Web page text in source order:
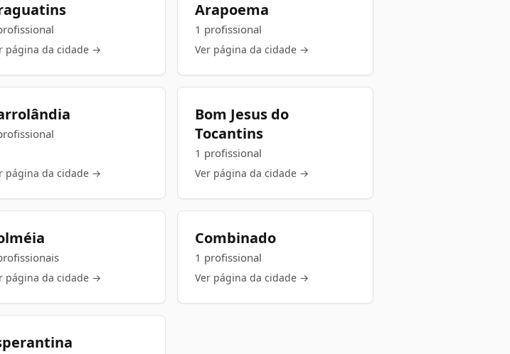
página da cidade →
Arapoema
1 profissional
Ver página da cidade →
página da cidade →
Bom Jesus do
Tocantins
1 profissional
Ver página da cidade →
página da cidade →
Combinado
1 profissional
Ver página da cidade →